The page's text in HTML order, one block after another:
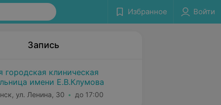
Избранное Войти
Запись
городская клиническая
имени Е.В.Клумова
ул. Ленина, 30 до 17:00